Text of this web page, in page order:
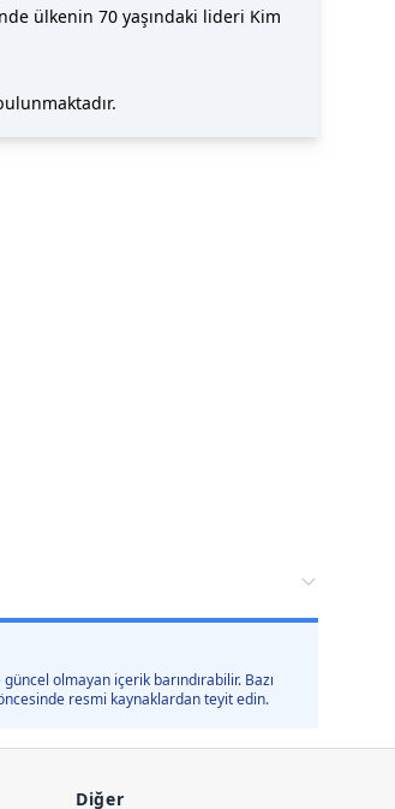
ülkenin 70 yaşındaki lideri Kim
olmayan içerik barındırabilir. Bazı
resmi kaynaklardan teyit edin.
Diğer